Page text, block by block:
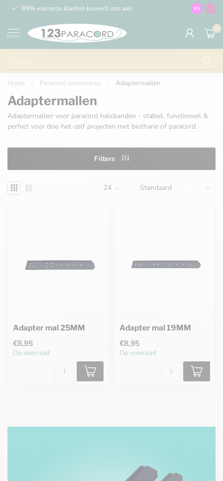
99% van onze klanten beveelt ons aan 100% de
9.5
MENU
0
Home Paracord accessoires Adaptermallen
Adaptermallen
Adaptermallen voor paracord halsbanden - stabiel, functioneel &
perfect voor doe-het-zelf projecten met biothane of paracord.
Filters
Adapter mal 25MM
€8,95
Op voorraad
Adapter mal 19MM
€8,95
Op voorraad